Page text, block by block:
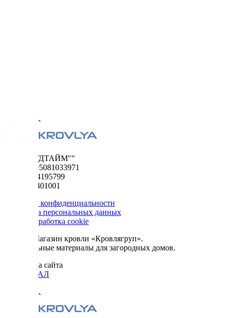
ООО "ФУДТАЙМ""
ОГРН 1195081033971
ИНН 5024195799
КПП 502401001
Политика конфиденциальности
Обработка персональных данных
Сбор и обработка cookie
© 2026. Магазин кровли «Кровлягруп».
Строительные материалы для загородных домов.
Разработка сайта
ОРИГИНАЛ